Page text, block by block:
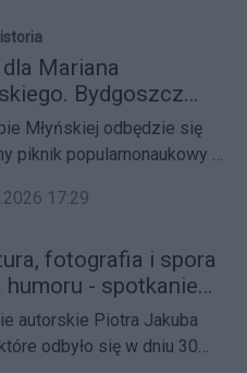
organizowane przez Fika
Zoologiczny oraz Macieja
miało charakter
mieszkańców
– opiekunów zwierząt,
osób planujących
Mariana
Bydgoszcz
na spotkanie z
Młyńskiej odbędzie się
piknik popularnonaukowy z
W programie znalazły
i świat szyfrów w
formie.
17:29
fotografia i spora
humoru - spotkanie
Piotra Jakuba
autorskie Piotra Jakuba
odbyło się w dniu 30